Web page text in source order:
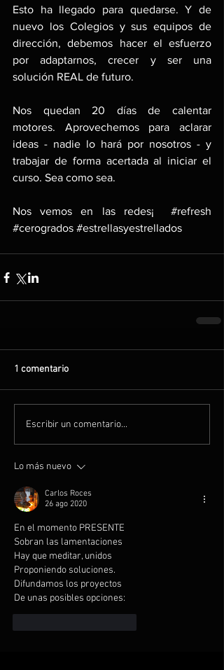
Esto ha llegado para quedarse. Y de
nuevo los Colegios y sus equipos de
dirección, debemos hacer el esfuerzo
por adaptarnos, crecer y ser una
solución REAL de futuro.
Nos quedan 20 días de calentar
motores. Aprovechemos para aclarar
ideas - nadie lo hará por nosotros - y
trabajar de forma acertada al iniciar el
curso. Sea como sea.
Nos vemos en las redes¡ #refresh
#cerogrados #estrellasyestrellados
1 comentario
Escribir un comentario...
Lo más nuevo
Carlos Roces
26 ago 2020
En el momento PRESENTE
Sobran las lamentaciones
Hay que meditar, unidos
Proponiendo soluciones.
Difundamos los proyectos
De unas posibles opciones: